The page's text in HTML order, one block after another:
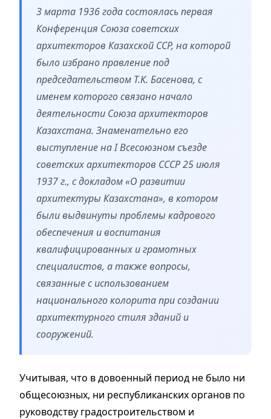
3 марта 1936 года состоялась первая
Конференция Союза советских
архитекторов Казахской ССР, на которой
было избрано правление под
председательством Т.К. Басенова, с
именем которого связано начало
деятельности Союза архитекторов
Казахстана. Знаменательно его
выступление на I Всесоюзном съезде
советских архитекторов СССР 25 июля
1937 г., с докладом «О развитии
архитектуры Казахстана», в котором
были выдвинуты проблемы кадрового
обеспечения и воспитания
квалифицированных и грамотных
специалистов, а также вопросы,
связанные с использованием
национального колорита при создании
архитектурного стиля зданий и
сооружений.
Учитывая, что в довоенный период не было ни
общесоюзных, ни республиканских органов по
руководству градостроительством и